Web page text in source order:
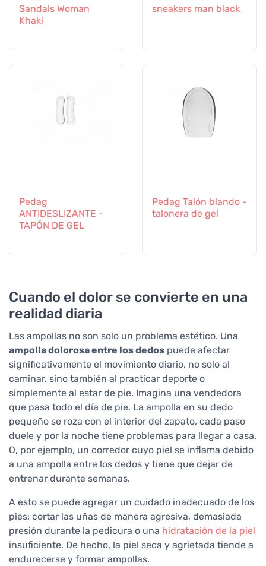
Sandals Woman
Khaki
sneakers man black
Pedag
ANTIDESLIZANTE -
TAPÓN DE GEL
Pedag Talón blando -
talonera de gel
Cuando el dolor se convierte en una
realidad diaria
Las ampollas no son solo un problema estético. Una
ampolla dolorosa entre los dedos puede afectar
significativamente el movimiento diario, no solo al
caminar, sino también al practicar deporte o
simplemente al estar de pie. Imagina una vendedora
que pasa todo el día de pie. La ampolla en su dedo
pequeño se roza con el interior del zapato, cada paso
duele y por la noche tiene problemas para llegar a casa.
O, por ejemplo, un corredor cuyo piel se inflama debido
a una ampolla entre los dedos y tiene que dejar de
entrenar durante semanas.
A esto se puede agregar un cuidado inadecuado de los
pies: cortar las uñas de manera agresiva, demasiada
presión durante la pedicura o una hidratación de la piel
insuficiente. De hecho, la piel seca y agrietada tiende a
endurecerse y formar ampollas.